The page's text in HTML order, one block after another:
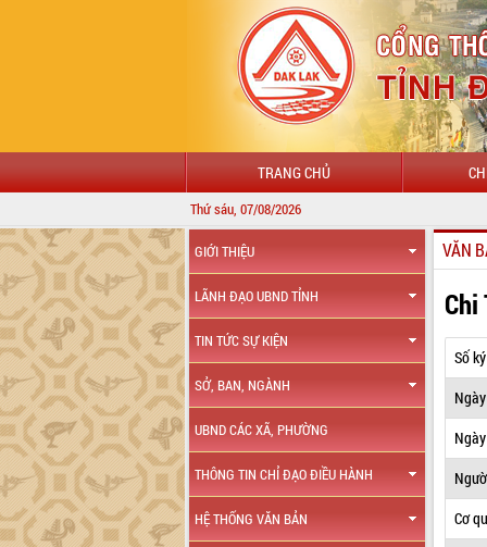
TRANG CHỦ
Thứ sáu, 07/08/2026
GIỚI THIỆU
LÃNH ĐẠO UBND TỈNH
TIN TỨC SỰ KIỆN
SỞ, BAN, NGÀNH
UBND CÁC XÃ, PHƯỜNG
THÔNG TIN CHỈ ĐẠO ĐIỀU HÀNH
HỆ THỐNG VĂN BẢN
VĂN
Chi
Số
Cơ